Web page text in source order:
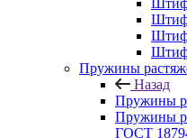
Пружины
Назад
Пружины
Пружины
ГОСТ